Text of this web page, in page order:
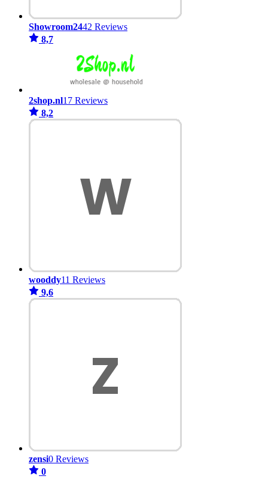
Showroom2442 Reviews
8,7
2shop.nl17 Reviews
8,2
wooddy11 Reviews
9,6
zensi0 Reviews
0